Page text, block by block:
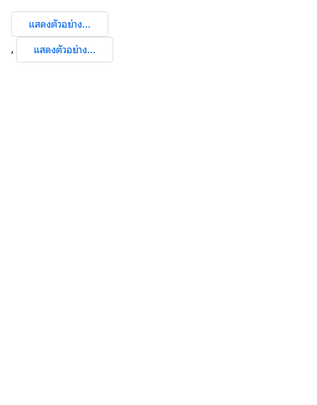
แสดงตัวอย่าง...
, แสดงตัวอย่าง...